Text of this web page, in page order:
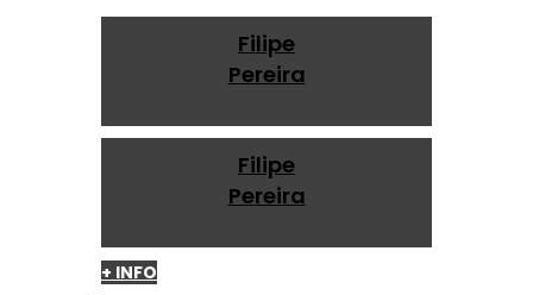
Filipe
Pereira
Filipe
Pereira
+ INFO